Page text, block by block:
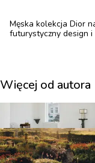
na intuicji:
niedoskonałość.
„Ważne jest dla
nie da się
wtedy unikatem
couture okazuje
Męska kolekcja Dior
futurystyczny design
Więcej od autora